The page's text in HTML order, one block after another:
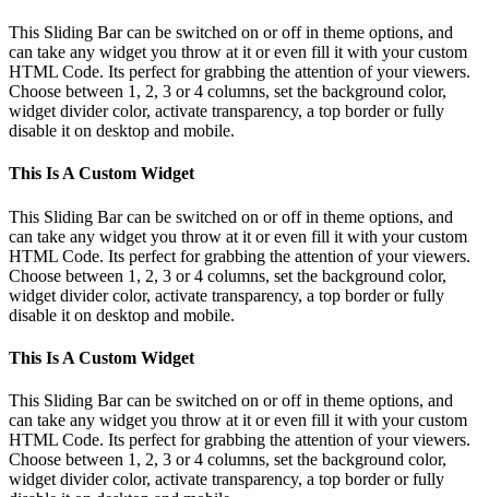
This Sliding Bar can be switched on or off in theme options, and
can take any widget you throw at it or even fill it with your custom
HTML Code. Its perfect for grabbing the attention of your viewers.
Choose between 1, 2, 3 or 4 columns, set the background color,
widget divider color, activate transparency, a top border or fully
disable it on desktop and mobile.
This Is A Custom Widget
This Sliding Bar can be switched on or off in theme options, and
can take any widget you throw at it or even fill it with your custom
HTML Code. Its perfect for grabbing the attention of your viewers.
Choose between 1, 2, 3 or 4 columns, set the background color,
widget divider color, activate transparency, a top border or fully
disable it on desktop and mobile.
This Is A Custom Widget
This Sliding Bar can be switched on or off in theme options, and
can take any widget you throw at it or even fill it with your custom
HTML Code. Its perfect for grabbing the attention of your viewers.
Choose between 1, 2, 3 or 4 columns, set the background color,
widget divider color, activate transparency, a top border or fully